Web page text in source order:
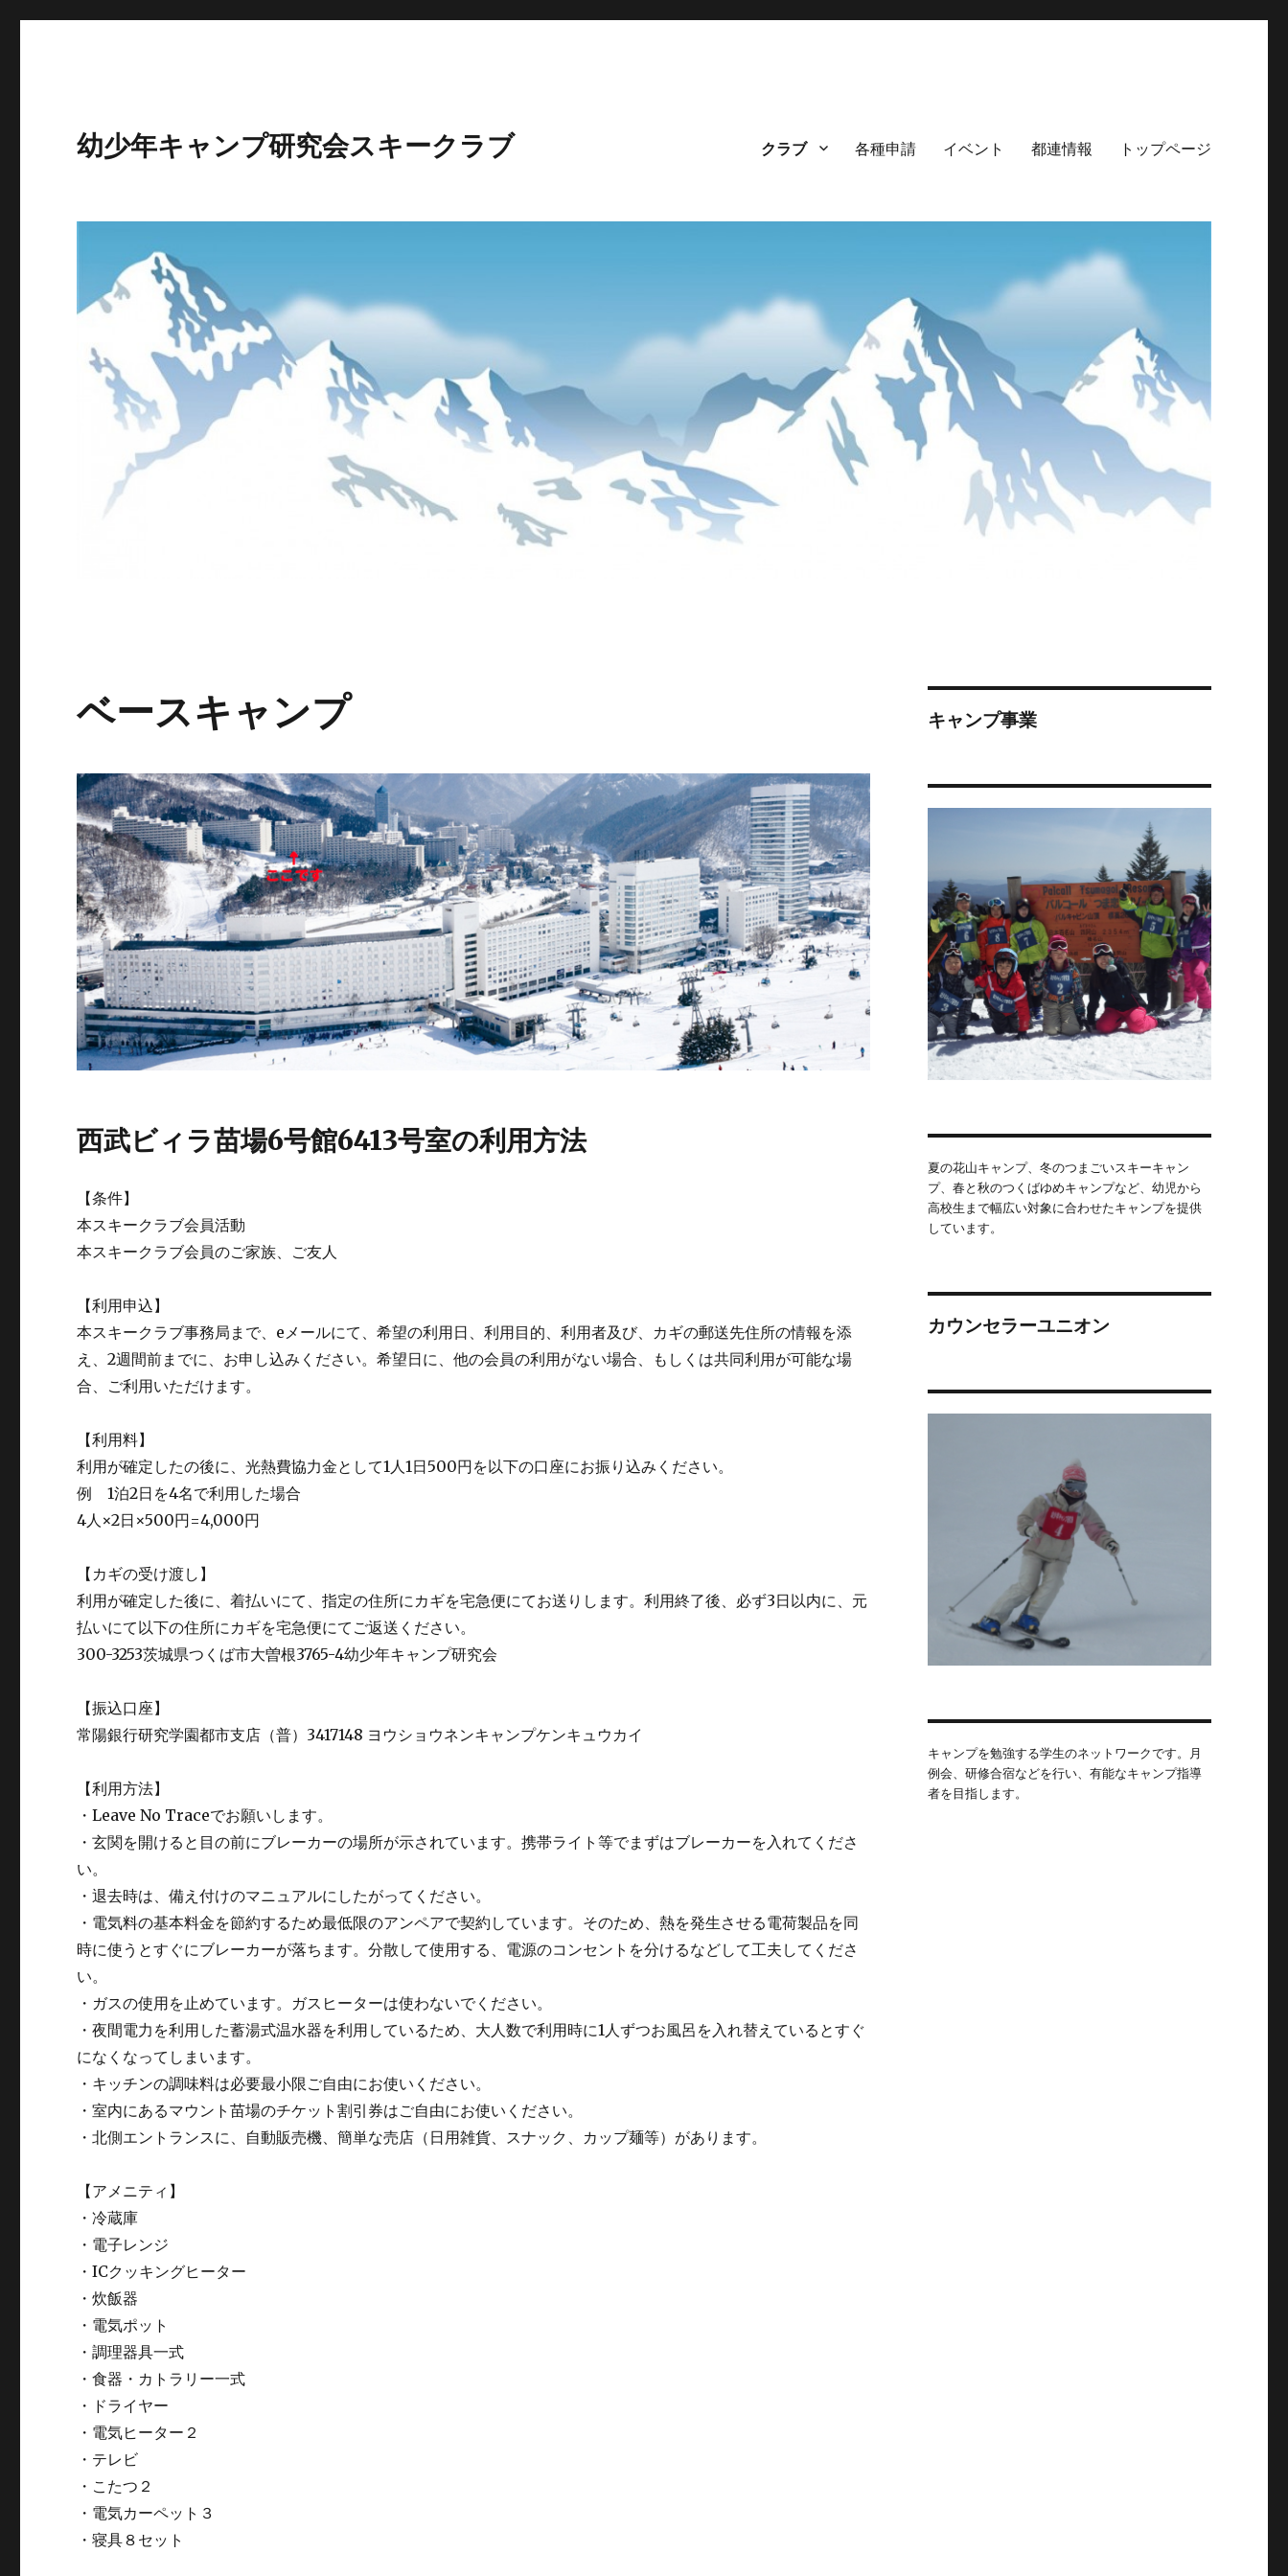
幼少年キャンプ研究会スキークラブ クラブ 各種申請 イベント 都連情報 トップページ
ベースキャンプ
西武ビィラ苗場6号館6413号室の利用方法
【条件】
本スキークラブ会員活動
本スキークラブ会員のご家族、ご友人
【利用申込】
本スキークラブ事務局まで、eメールにて、希望の利用日、利用目的、利用者及び、カギの郵送先住所の情報を添
え、2週間前までに、お申し込みください。希望日に、他の会員の利用がない場合、もしくは共同利用が可能な場
合、ご利用いただけます。
【利用料】
利用が確定したの後に、光熱費協力金として1人1日500円を以下の口座にお振り込みください。
例 1泊2日を4名で利用した場合
4人×2日×500円=4,000円
【カギの受け渡し】
利用が確定した後に、着払いにて、指定の住所にカギを宅急便にてお送りします。利用終了後、必ず3日以内に、元
払いにて以下の住所にカギを宅急便にてご返送ください。
300-3253茨城県つくば市大曽根3765-4幼少年キャンプ研究会
【振込口座】
常陽銀行研究学園都市支店（普）3417148 ヨウショウネンキャンプケンキュウカイ
【利用方法】
・Leave No Traceでお願いします。
・玄関を開けると目の前にブレーカーの場所が示されています。携帯ライト等でまずはブレーカーを入れてくださ
い。
・退去時は、備え付けのマニュアルにしたがってください。
・電気料の基本料金を節約するため最低限のアンペアで契約しています。そのため、熱を発生させる電荷製品を同
時に使うとすぐにブレーカーが落ちます。分散して使用する、電源のコンセントを分けるなどして工夫してくださ
い。
・ガスの使用を止めています。ガスヒーターは使わないでください。
・夜間電力を利用した蓄湯式温水器を利用しているため、大人数で利用時に1人ずつお風呂を入れ替えているとすぐ
になくなってしまいます。
・キッチンの調味料は必要最小限ご自由にお使いください。
・室内にあるマウント苗場のチケット割引券はご自由にお使いください。
・北側エントランスに、自動販売機、簡単な売店（日用雑貨、スナック、カップ麺等）があります。
【アメニティ】
・冷蔵庫
・電子レンジ
・ICクッキングヒーター
・炊飯器
・電気ポット
・調理器具一式
・食器・カトラリー一式
・ドライヤー
・電気ヒーター２
・テレビ
・こたつ２
・電気カーペット３
・寝具８セット
キャンプ事業
夏の花山キャンプ、冬のつまごいスキーキャン
プ、春と秋のつくばゆめキャンプなど、幼児から
高校生まで幅広い対象に合わせたキャンプを提供
しています。
カウンセラーユニオン
キャンプを勉強する学生のネットワークです。月
例会、研修合宿などを行い、有能なキャンプ指導
者を目指します。